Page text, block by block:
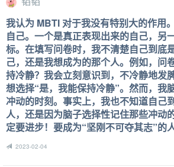
我认为 MBTI 对于我没有特别大的作用
自己。一个是真正表现出来的自己，另
标。在填写问卷时，我不清楚自己到底
己，还是我想成为的那个人。例如，问
持冷静？我会立刻意识到，不冷静地发
想选择“是，我能保持冷静”。然而，我
冲动的时刻。事实上，我也不知道自己
人，还是因为脑子选择性记住那些冲动
定要进步！要成为“坚刚不可夺其志”的人
2023-02-04